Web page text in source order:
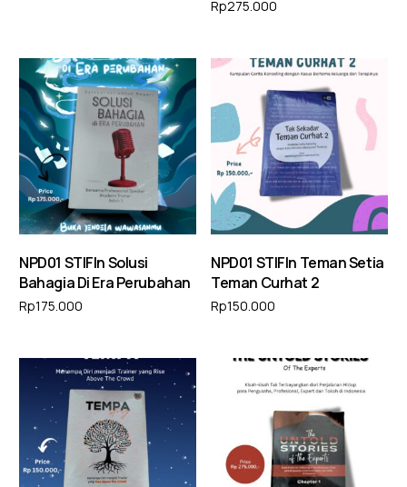
Rp275.000
NPD01 STIFIn Solusi
Bahagia Di Era Perubahan
Rp175.000
NPD01 STIFIn Teman Setia
Teman Curhat 2
Rp150.000